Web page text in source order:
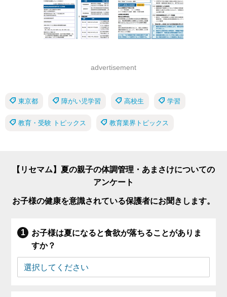
advertisement
東京都 障がい児学習 高校生 学習
教育・受験 トピックス 教育業界トピックス
【リセマム】夏の親子の体調管理・あまさけについての
アンケート
お子様の健康を意識されている保護者にお聞きします。
お子様は夏になると食欲が落ちることがありま
すか？